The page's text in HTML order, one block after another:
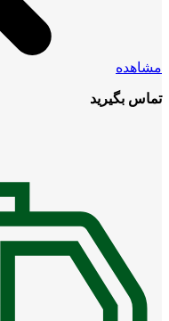
مشاهده
تماس بگیرید